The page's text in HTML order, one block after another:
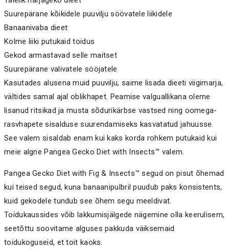
Suurepärane kõikidele puuvilju söövatele liikidele
Banaanivaba dieet
Kolme liiki putukaid toidus
Gekod armastavad selle maitset
Suurepärane valivatele sööjatele
Kasutades alusena muid puuvilju, saime lisada dieeti viigimarja,
vältides samal ajal oblikhapet. Peamise valguallikana oleme
lisanud ritsikad ja musta sõdurikärbse vastsed ning oomega-
rasvhapete sisalduse suurendamiseks kasvatatud jahuusse.
See valem sisaldab enam kui kaks korda rohkem putukaid kui
meie algne Pangea Gecko Diet with Insects™ valem.
Pangea Gecko Diet with Fig & Insects™ segud on pisut õhemad
kui teised segud, kuna banaanipulbril puudub paks konsistents,
kuid gekodele tundub see õhem segu meeldivat.
Toidukaussides võib lakkumisjälgede nägemine olla keerulisem,
seetõttu soovitame alguses pakkuda väiksemaid
toidukoguseid, et toit kaoks.